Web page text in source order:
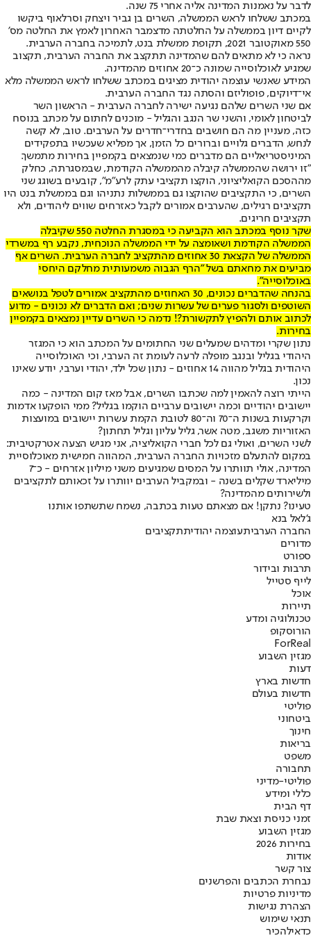
לדבר על נאמנות המדינה אליה אחרי 75 שנה.
במכתב ששלחו לראש הממשלה, השרים בן גביר ויצחק וסרלאוף ביקשו
לקיים דיון בממשלה על החלטתה מדצמבר האחרון לאמץ את החלטה מס'
550 מאוקטובר 2021, תקופת ממשלת בנט, לתמיכה בחברה הערבית.
נראה כי לא מתאים להם שהמדינה תתקצב את החברה הערבית, תקצוב
שמגיע לאוכלוסייה שמונה כ־20 אחוזים מהמדינה.
המידע שאנשי עוצמה יהודית מציגים במכתב ששלחו לראש הממשלה מלא
אי־דיוקים, פופוליזם והסתה נגד החברה הערבית.
אם שני השרים שלהם נגיעה ישירה לחברה הערבית - הראשון השר
לביטחון לאומי, והשני שר הנגב והגליל - מוכנים לחתום על מכתב בנוסח
כזה, מעניין מה הם חושבים בחדרי־חדרים על הערבים. טוב, לא קשה
לנחש, הדברים גלויים וברורים כל הזמן, אך מפליא שעכשיו בתפקידים
המיניסטריאליים הם מדברים כמי שנמצאים בקמפיין בחירות מתמשך.
"זו ירושה שהממשלה קיבלה מהממשלה הקודמת, שבמסגרתה, כחלק
מההסכם הקואליציוני, הוקצו תקציבי עתק לרע"מ", קובעים בשוגג שני
השרים, כי התקציבים שהוקצו גם בממשלות נתניהו וגם בממשלת בנט היו
תקציבים רגילים, שהערבים אמורים לקבל כאזרחים שווים ליהודים, ולא
תקציבים חריגים.
שקר נוסף במכתב הוא הקביעה כי במסגרת החלטה 550 שקיבלה
הממשלה הקודמת ושאומצה על ידי הממשלה הנוכחית, נקבע רף במשרדי
הממשלה של הקצאת 30 אחוזים מהתקציב לחברה הערבית. השרים אף
מביעים את מחאתם בשל "הרף הגבוה משמעותית מחלקם היחסי
באוכלוסייה".
בהנחה שהדברים נכונים, 30 האחוזים מהתקציב אמורים לטפל בנושאים
השוטפים ולסגור פערים של עשרות שנים; ואם הדברים לא נכונים - מדוע
לכתוב אותם ולהפיץ לתקשורת?! נדמה כי השרים עדיין נמצאים בקמפיין
בחירות.
נתון שקרי ומדהים שמעלים שני החתומים על המכתב הוא כי המגזר
היהודי בגליל ובנגב מופלה לרעה לעומת זה הערבי, וכי האוכלוסייה
היהודית בגליל מהווה 14 אחוזים - נתון שכל ילד, יהודי וערבי, יודע שאינו
נכון.
הייתי רוצה להאמין למה שכתבו השרים, אבל מאז קום המדינה - כמה
יישובים יהודיים וכמה יישובים ערביים הוקמו בגליל? ממי הופקעו אדמות
וקרקעות בשנות ה־70 וה־80 לטובת הקמת עשרות יישובים במועצות
האזוריות משגב, מטה אשר, גליל עליון וגליל תחתון?
לשני השרים, ואולי גם לכל חברי הקואליציה, אני מגיש הצעה אטרקטיבית:
במקום להתעלם מזכויות החברה הערבית, המהווה חמישית מאוכלוסיית
המדינה, אולי תוותרו על המסים שמגיעים משני מיליון אזרחים - כ־7
מיליארד שקלים בשנה - ובמקביל הערבים יוותרו על זכאותם לתקציבים
ולשירותים מהמדינה?
טעינו? נתקן! אם מצאתם טעות בכתבה, נשמח שתשתפו אותנו
ג'לאל בנא
החברה הערביתעוצמה יהודיתתקציבים
מדורים
ספורט
תרבות ובידור
לייף סטייל
אוכל
תיירות
טכנולוגיה ומדע
הורוסקופ
ForReal
מגזין השבוע
דעות
חדשות בארץ
חדשות בעולם
פוליטי
ביטחוני
חינוך
בריאות
משפט
תחבורה
פוליטי-מדיני
כללי ומידע
דף הבית
זמני כניסת וצאת שבת
מגזין השבוע
בחירות 2026
אודות
צור קשר
נבחרת הכתבים והפרשנים
מדיניות פרטיות
הצהרת נגישות
תנאי שימוש
כדאילהכיר